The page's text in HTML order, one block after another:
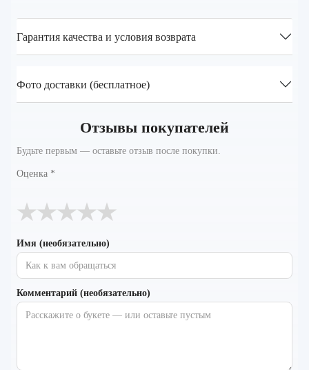
Гарантия качества и условия возврата
Фото доставки (бесплатное)
Отзывы покупателей
Будьте первым — оставьте отзыв после покупки.
Оценка *
★
★
★
★
★
Имя (необязательно)
Комментарий (необязательно)